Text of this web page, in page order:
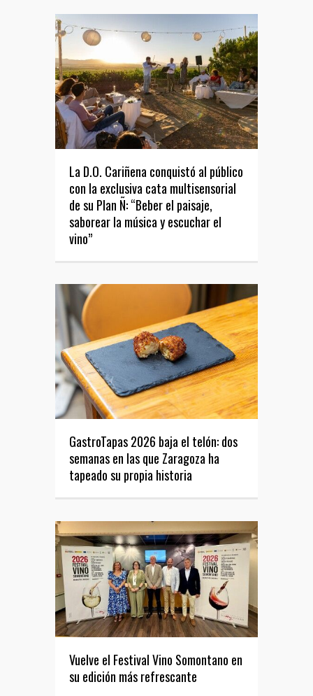
La D.O. Cariñena conquistó al público
con la exclusiva cata multisensorial
de su Plan Ñ: “Beber el paisaje,
saborear la música y escuchar el
vino”
GastroTapas 2026 baja el telón: dos
semanas en las que Zaragoza ha
tapeado su propia historia
Vuelve el Festival Vino Somontano en
su edición más refrescante